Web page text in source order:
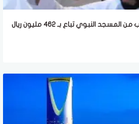
النبوي تباع بـ 462 مليون ريال